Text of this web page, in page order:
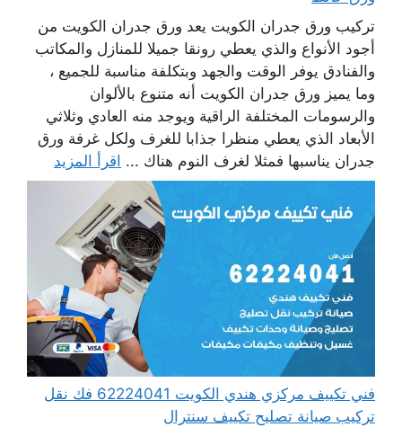
تركيب ورق جدران الكويت يعد ورق جدران الكويت من
أجود الأنواع والذي يعطي رونقا جميلا للمنازل والمكاتب
والفنادق يوفر الوقت والجهد وبتكلفة مناسبة للجميع ،
وما يميز ورق جدران الكويت أنه متنوع بالألوان
والرسومات المختلفة الراقية ويوجد منه العادي وثلاثي
الأبعاد الذي يعطي منظرا جذابا للغرف ولكل غرفة ورق
جدران يناسبها فمثلا لغرف النوم هناك ... اقرأ المزيد
فني تكييف مركزي هندي الكويت 62224041 فك نقل
تركيب صيانة تصليح تكييف سنترال